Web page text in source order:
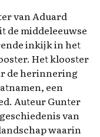
van Aduard
de middeleeuwse
inkijk in het
Het klooster
de herinnering
een
Auteur Gunter
van
waarin